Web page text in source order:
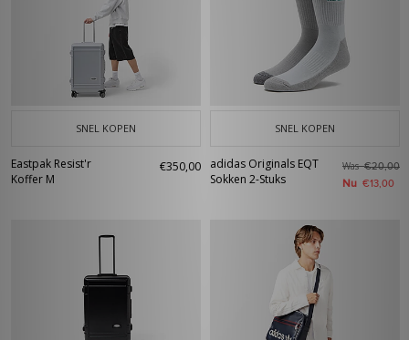
SNEL KOPEN
Eastpak Resist'r
Koffer M
€350,00
SNEL KOPEN
adidas Originals EQT
Sokken 2-Stuks
Was€20,00
Nu €13,00